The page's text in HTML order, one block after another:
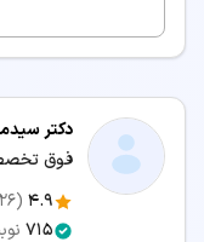
دکتر
4.9
(
26
715